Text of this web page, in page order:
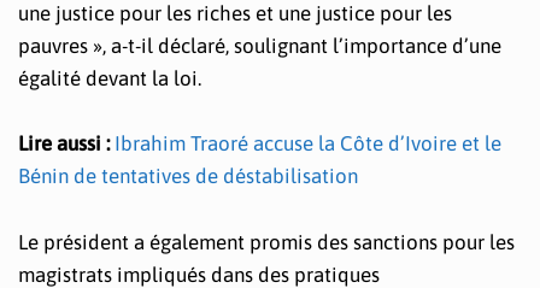
une justice pour les riches et une justice pour les
pauvres », a-t-il déclaré, soulignant l’importance d’une
égalité devant la loi.
Lire aussi : Ibrahim Traoré accuse la Côte d’Ivoire et le
Bénin de tentatives de déstabilisation
Le président a également promis des sanctions pour les
magistrats impliqués dans des pratiques